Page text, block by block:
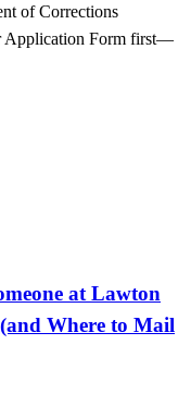
of Corrections
Application Form first—
at Lawton
Where to Mail